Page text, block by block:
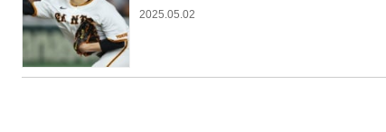
2025.05.02